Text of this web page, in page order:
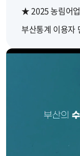
부산통계 이용자